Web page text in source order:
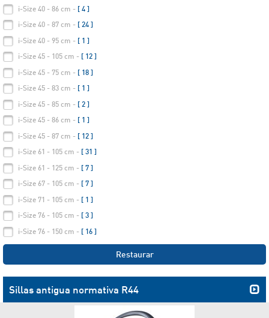
i-Size 40 - 86 cm - [ 4 ]
i-Size 40 - 87 cm - [ 24 ]
i-Size 40 - 95 cm - [ 1 ]
i-Size 45 - 105 cm - [ 12 ]
i-Size 45 - 75 cm - [ 18 ]
i-Size 45 - 83 cm - [ 1 ]
i-Size 45 - 85 cm - [ 2 ]
i-Size 45 - 86 cm - [ 1 ]
i-Size 45 - 87 cm - [ 12 ]
i-Size 61 - 105 cm - [ 31 ]
i-Size 61 - 125 cm - [ 7 ]
i-Size 67 - 105 cm - [ 7 ]
i-Size 71 - 105 cm - [ 1 ]
i-Size 76 - 105 cm - [ 3 ]
i-Size 76 - 150 cm - [ 16 ]
Restaurar
Sillas antigua normativa R44